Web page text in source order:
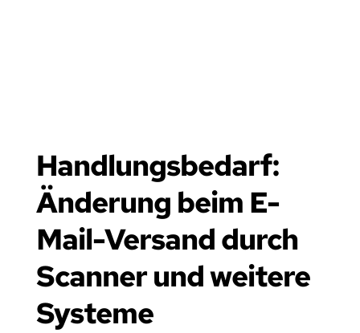
Handlungsbedarf:
Änderung beim E-
Mail-Versand durch
Scanner und weitere
Systeme